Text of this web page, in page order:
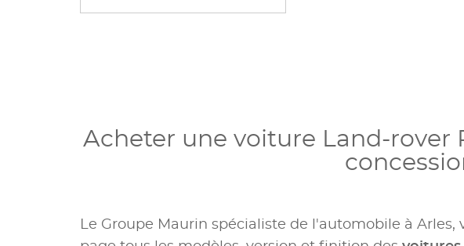
Acheter une voiture Land-rover
Le Groupe Maurin spécialiste de l'automobile à Arles,